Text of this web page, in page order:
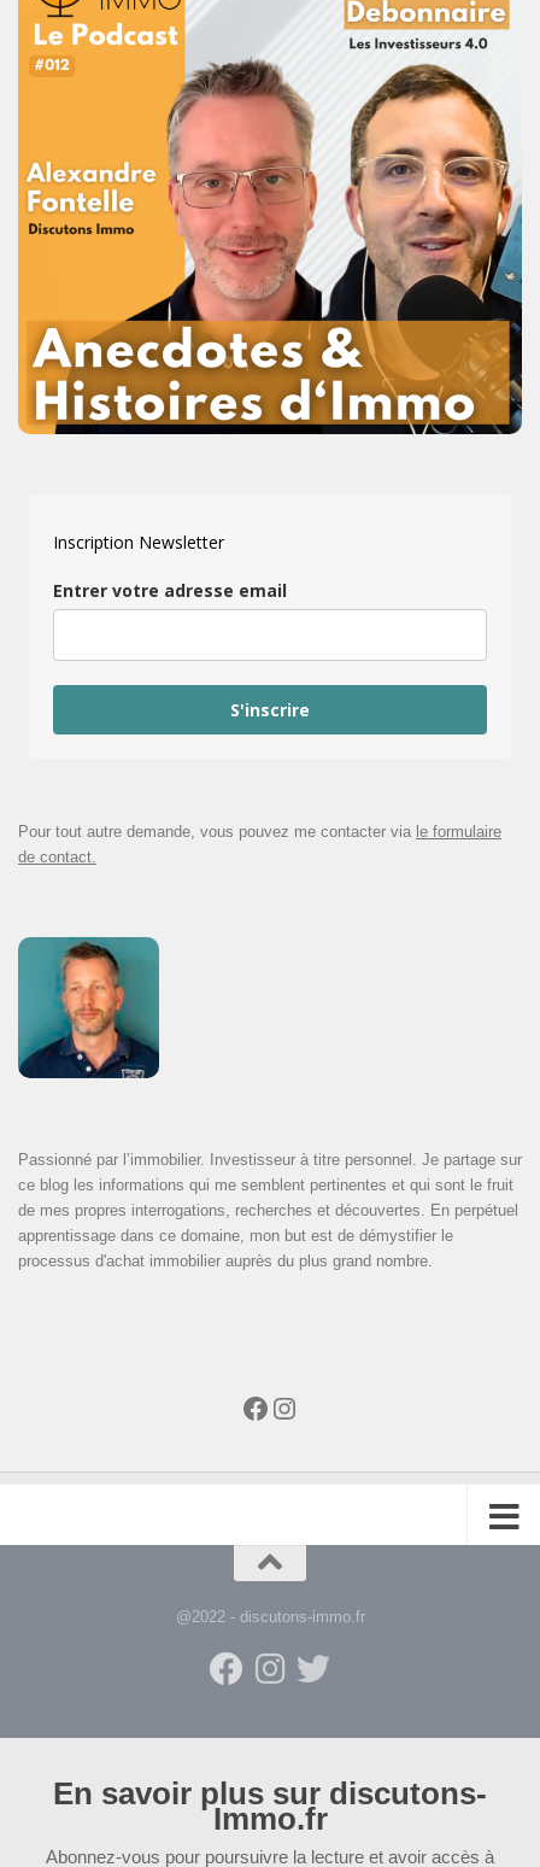
Inscription Newsletter
Entrer votre adresse email
S'inscrire
Pour tout autre demande, vous pouvez me contacter via le formulaire
de contact.
Passionné par l’immobilier. Investisseur à titre personnel. Je partage sur
ce blog les informations qui me semblent pertinentes et qui sont le fruit
de mes propres interrogations, recherches et découvertes. En perpétuel
apprentissage dans ce domaine, mon but est de démystifier le
processus d'achat immobilier auprès du plus grand nombre.
Facebook
Instagram
@2022 - discutons-immo.fr
En savoir plus sur discutons-
Immo.fr
Abonnez-vous pour poursuivre la lecture et avoir accès à